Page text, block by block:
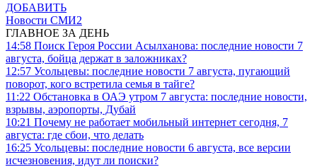
ДОБАВИТЬ
Новости СМИ2
ГЛАВНОЕ ЗА ДЕНЬ
14:58 Поиск Героя России Асылханова: последние новости 7
августа, бойца держат в заложниках?
12:57 Усольцевы: последние новости 7 августа, пугающий
поворот, кого встретила семья в тайге?
11:22 Обстановка в ОАЭ утром 7 августа: последние новости,
взрывы, аэропорты, Дубай
10:21 Почему не работает мобильный интернет сегодня, 7
августа: где сбои, что делать
16:25 Усольцевы: последние новости 6 августа, все версии
исчезновения, идут ли поиски?